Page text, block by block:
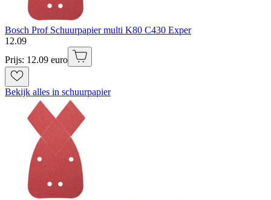
Bosch Prof Schuurpapier multi K80 C430 Exper
12.09
Prijs: 12.09 euro
Bekijk alles in schuurpapier